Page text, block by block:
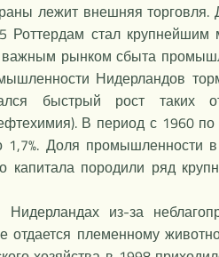
лежит внешняя торговля.
стал крупнейшим
рынком сбыта
Нидерландов
быстрый рост таких
В период с 1960
1,7%. Доля
капитала породили ряд
Нидерландах из-за
отдается племенному